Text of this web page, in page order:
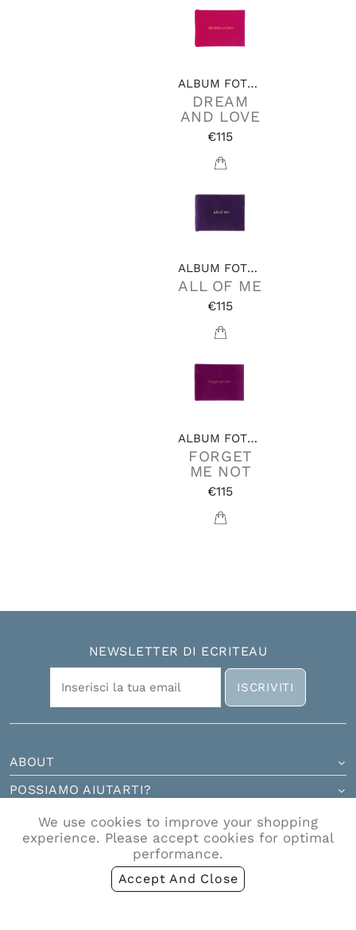
ALBUM FOTOGRAFICI
DREAM
AND LOVE
€115
ALBUM FOTOGRAFICI
ALL OF ME
€115
ALBUM FOTOGRAFICI
FORGET
ME NOT
€115
NEWSLETTER DI ECRITEAU
ISCRIVITI
ABOUT
POSSIAMO AIUTARTI?
CONTATTI
Ecriteau S.r.l. Via Gregoriana 45, 00187 Roma RM - Partita IVA
IT17185591009
We use cookies to improve your shopping
experience. Please accept cookies for optimal
performance.
Accept And Close